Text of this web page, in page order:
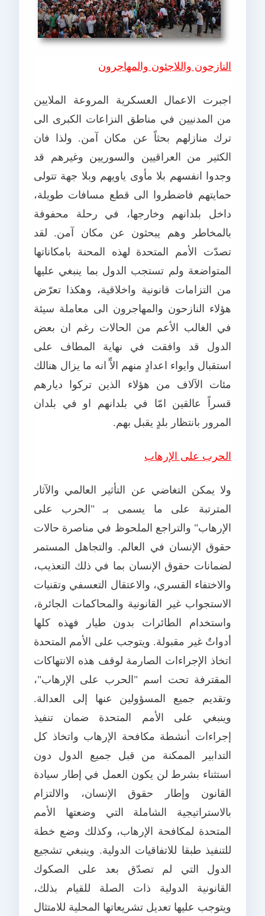
النازحون واللاجئون والمهاجرون
اجبرت الاعمال العسكرية المروعة الملايين
من المدنيين في مناطق النزاعات الكبرى الى
ترك منازلهم بحثاً عن مكان آمن. ولذا فان
الكثير من العراقيين والسوريين وغيرهم قد
وجدوا انفسهم بلا مأوى ياويهم وبلا جهة تتولى
حمايتهم فاضطروا الى قطع مسافات طويلة،
داخل بلدانهم وخارجها، في رحلة محفوفة
بالمخاطر وهم يبحثون عن مكان آمن. لقد
تصدّت الأمم المتحدة لهذه المحنة بامكاناتها
المتواضعة ولم تستجب الدول بما ينبغي عليها
من التزامات قانونية واخلاقية، وهكذا تعرّض
هؤلاء النازحون والمهاجرون الى معاملة سيئة
في الغالب الأعم من الحالات رغم ان بعض
الدول قد وافقت في نهاية المطاف على
استقبال وايواء اعدادٍ منهم الآّ انه ما يزال هنالك
مئات الآلاف من هؤلاء الذين تركوا ديارهم
قسراً عالقين امّا في بلدانهم او في بلدان
المرور بانتظار بلدٍ يقبل بهم.
الحرب على الإرهاب
ولا يمكن التغاضي عن التأثير العالمي والآثار
المترتبة على ما يسمى بـ "الحرب على
الإرهاب" والتراجع الملحوظ في مناصرة حالات
حقوق الإنسان في العالم. والتجاهل المستمر
لضمانات حقوق الإنسان بما في ذلك التعذيب،
والاختفاء القسري، والاعتقال التعسفي وتقنيات
الاستجواب غير القانونية والمحاكمات الجائرة،
واستخدام الطائرات بدون طيار فهذه كلها
أدواتٌ غير مقبولة. ويتوجب على الأمم المتحدة
اتخاذ الإجراءات الصارمة لوقف هذه الانتهاكات
المقترفة تحت اسم "الحرب على الإرهاب"،
وتقديم جميع المسؤولين عنها إلى العدالة.
وينبغي على الأمم المتحدة ضمان تنفيذ
إجراءات أنشطة مكافحة الإرهاب واتخاذ كل
التدابير الممكنة من قبل جميع الدول دون
استثناء بشرط لن يكون العمل في إطار سيادة
القانون وإطار حقوق الإنسان، والالتزام
بالاستراتيجية الشاملة التي وضعتها الأمم
المتحدة لمكافحة الإرهاب، وكذلك وضع خطة
للتنفيذ طبقا للاتفاقيات الدولية. وينبغي تشجيع
الدول التي لم تصدّق بعد على الصكوك
القانونية الدولية ذات الصلة للقيام بذلك،
ويتوجب عليها تعديل تشريعاتها المحلية للامتثال